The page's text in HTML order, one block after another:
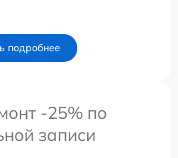
подробнее
-25% по
записи